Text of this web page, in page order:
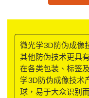
微光学3D防伪成像
其他防伪技术更具
在各类包装、标签
学3D防伪成像技术
球，易于大众识别